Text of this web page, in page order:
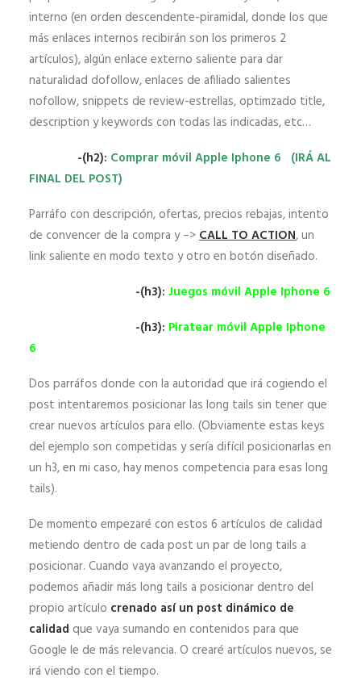
interno (en orden descendente-piramidal, donde los que
más enlaces internos recibirán son los primeros 2
artículos), algún enlace externo saliente para dar
naturalidad dofollow, enlaces de afiliado salientes
nofollow, snippets de review-estrellas, optimzado title,
description y keywords con todas las indicadas, etc…
-(h2): Comprar móvil Apple Iphone 6 (IRÁ AL
FINAL DEL POST)
Parráfo con descripción, ofertas, precios rebajas, intento
de convencer de la compra y –>CALL TO ACTION, un
link saliente en modo texto y otro en botón diseñado.
-(h3): Juegos móvil Apple Iphone 6
-(h3): Piratear móvil Apple Iphone
6
Dos parráfos donde con la autoridad que irá cogiendo el
post intentaremos posicionar las long tails sin tener que
crear nuevos artículos para ello. (Obviamente estas keys
del ejemplo son competidas y sería difícil posicionarlas en
un h3, en mi caso, hay menos competencia para esas long
tails).
De momento empezaré con estos 6 artículos de calidad
metiendo dentro de cada post un par de long tails a
posicionar. Cuando vaya avanzando el proyecto,
podemos añadir más long tails a posicionar dentro del
propio artículo crenado así un post dinámico de
calidad que vaya sumando en contenidos para que
Google le de más relevancia. O crearé artículos nuevos, se
irá viendo con el tiempo.